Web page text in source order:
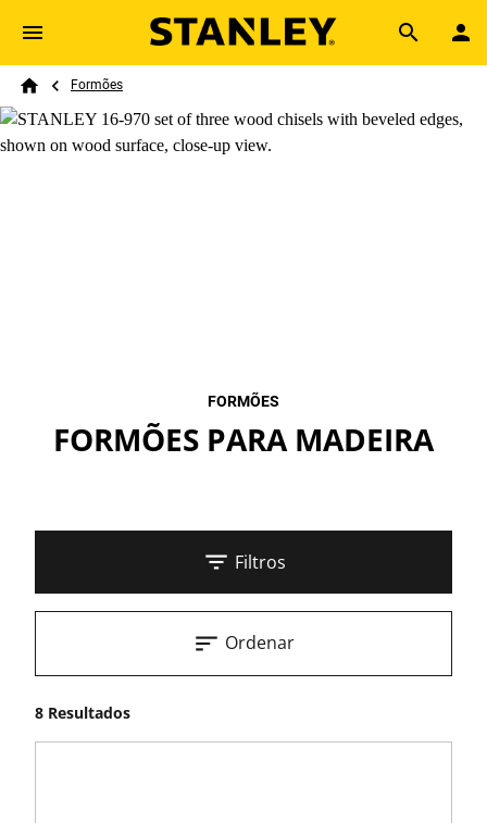
Skip to main content
Search
Breadcrumb
Formões
FORMÕES
FORMÕES PARA MADEIRA
Filtros
8 Resultados
Ordenar